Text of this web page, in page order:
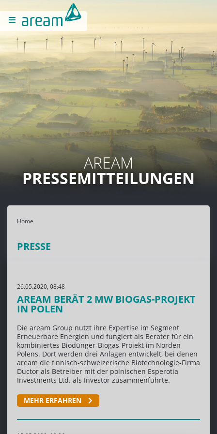
AREAM
PRESSEMITTEILUNGEN
Home
PRESSE
26.05.2020, 08:48
AREAM BERÄT 2 MW BIOGAS-PROJEKT
IN POLEN
Die aream Group nutzt ihre Expertise im Segment
Erneuerbare Energien und fungiert als Berater für ein
kombiniertes Biodünger-Biogas-Projekt im Norden
Polens. Dort werden drei Anlagen entwickelt, bei denen
aream die finnisch-schweizerische Biotechnologie-Firma
Ductor als Betreiber mit der polnischen Esperotia
Investments Ltd. als Investor zusammenführte.
MEHR ERFAHREN